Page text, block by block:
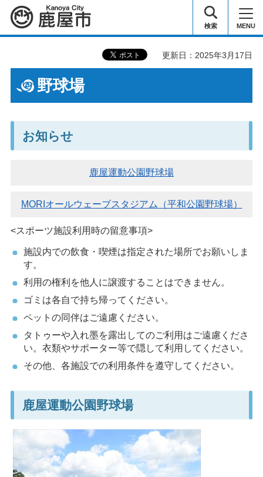
鹿屋市 検索 MENU
更新日：2025年3月17日
野球場
お知らせ
鹿屋運動公園野球場
MORIオールウェーブスタジアム（平和公園野球場）
<スポーツ施設利用時の留意事項>
施設内での飲食・喫煙は指定された場所でお願いしま
す。
利用の権利を他人に譲渡することはできません。
ゴミは各自で持ち帰ってください。
ペットの同伴はご遠慮ください。
タトゥーや入れ墨を露出してのご利用はご遠慮くださ
い。衣類やサポーター等で隠して利用してください。
その他、各施設での利用条件を遵守してください。
鹿屋運動公園野球場